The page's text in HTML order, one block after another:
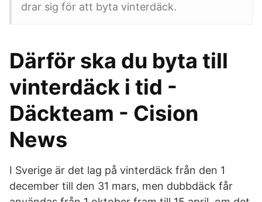
drar sig för att byta vinterdäck.
Därför ska du byta till
vinterdäck i tid -
Däckteam - Cision
News
I Sverige är det lag på vinterdäck från den 1
december till den 31 mars, men dubbdäck får